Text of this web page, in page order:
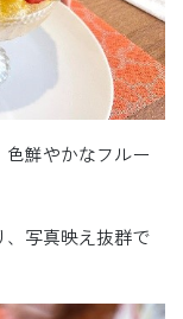
鮮やかなフルー
、写真映え抜群で